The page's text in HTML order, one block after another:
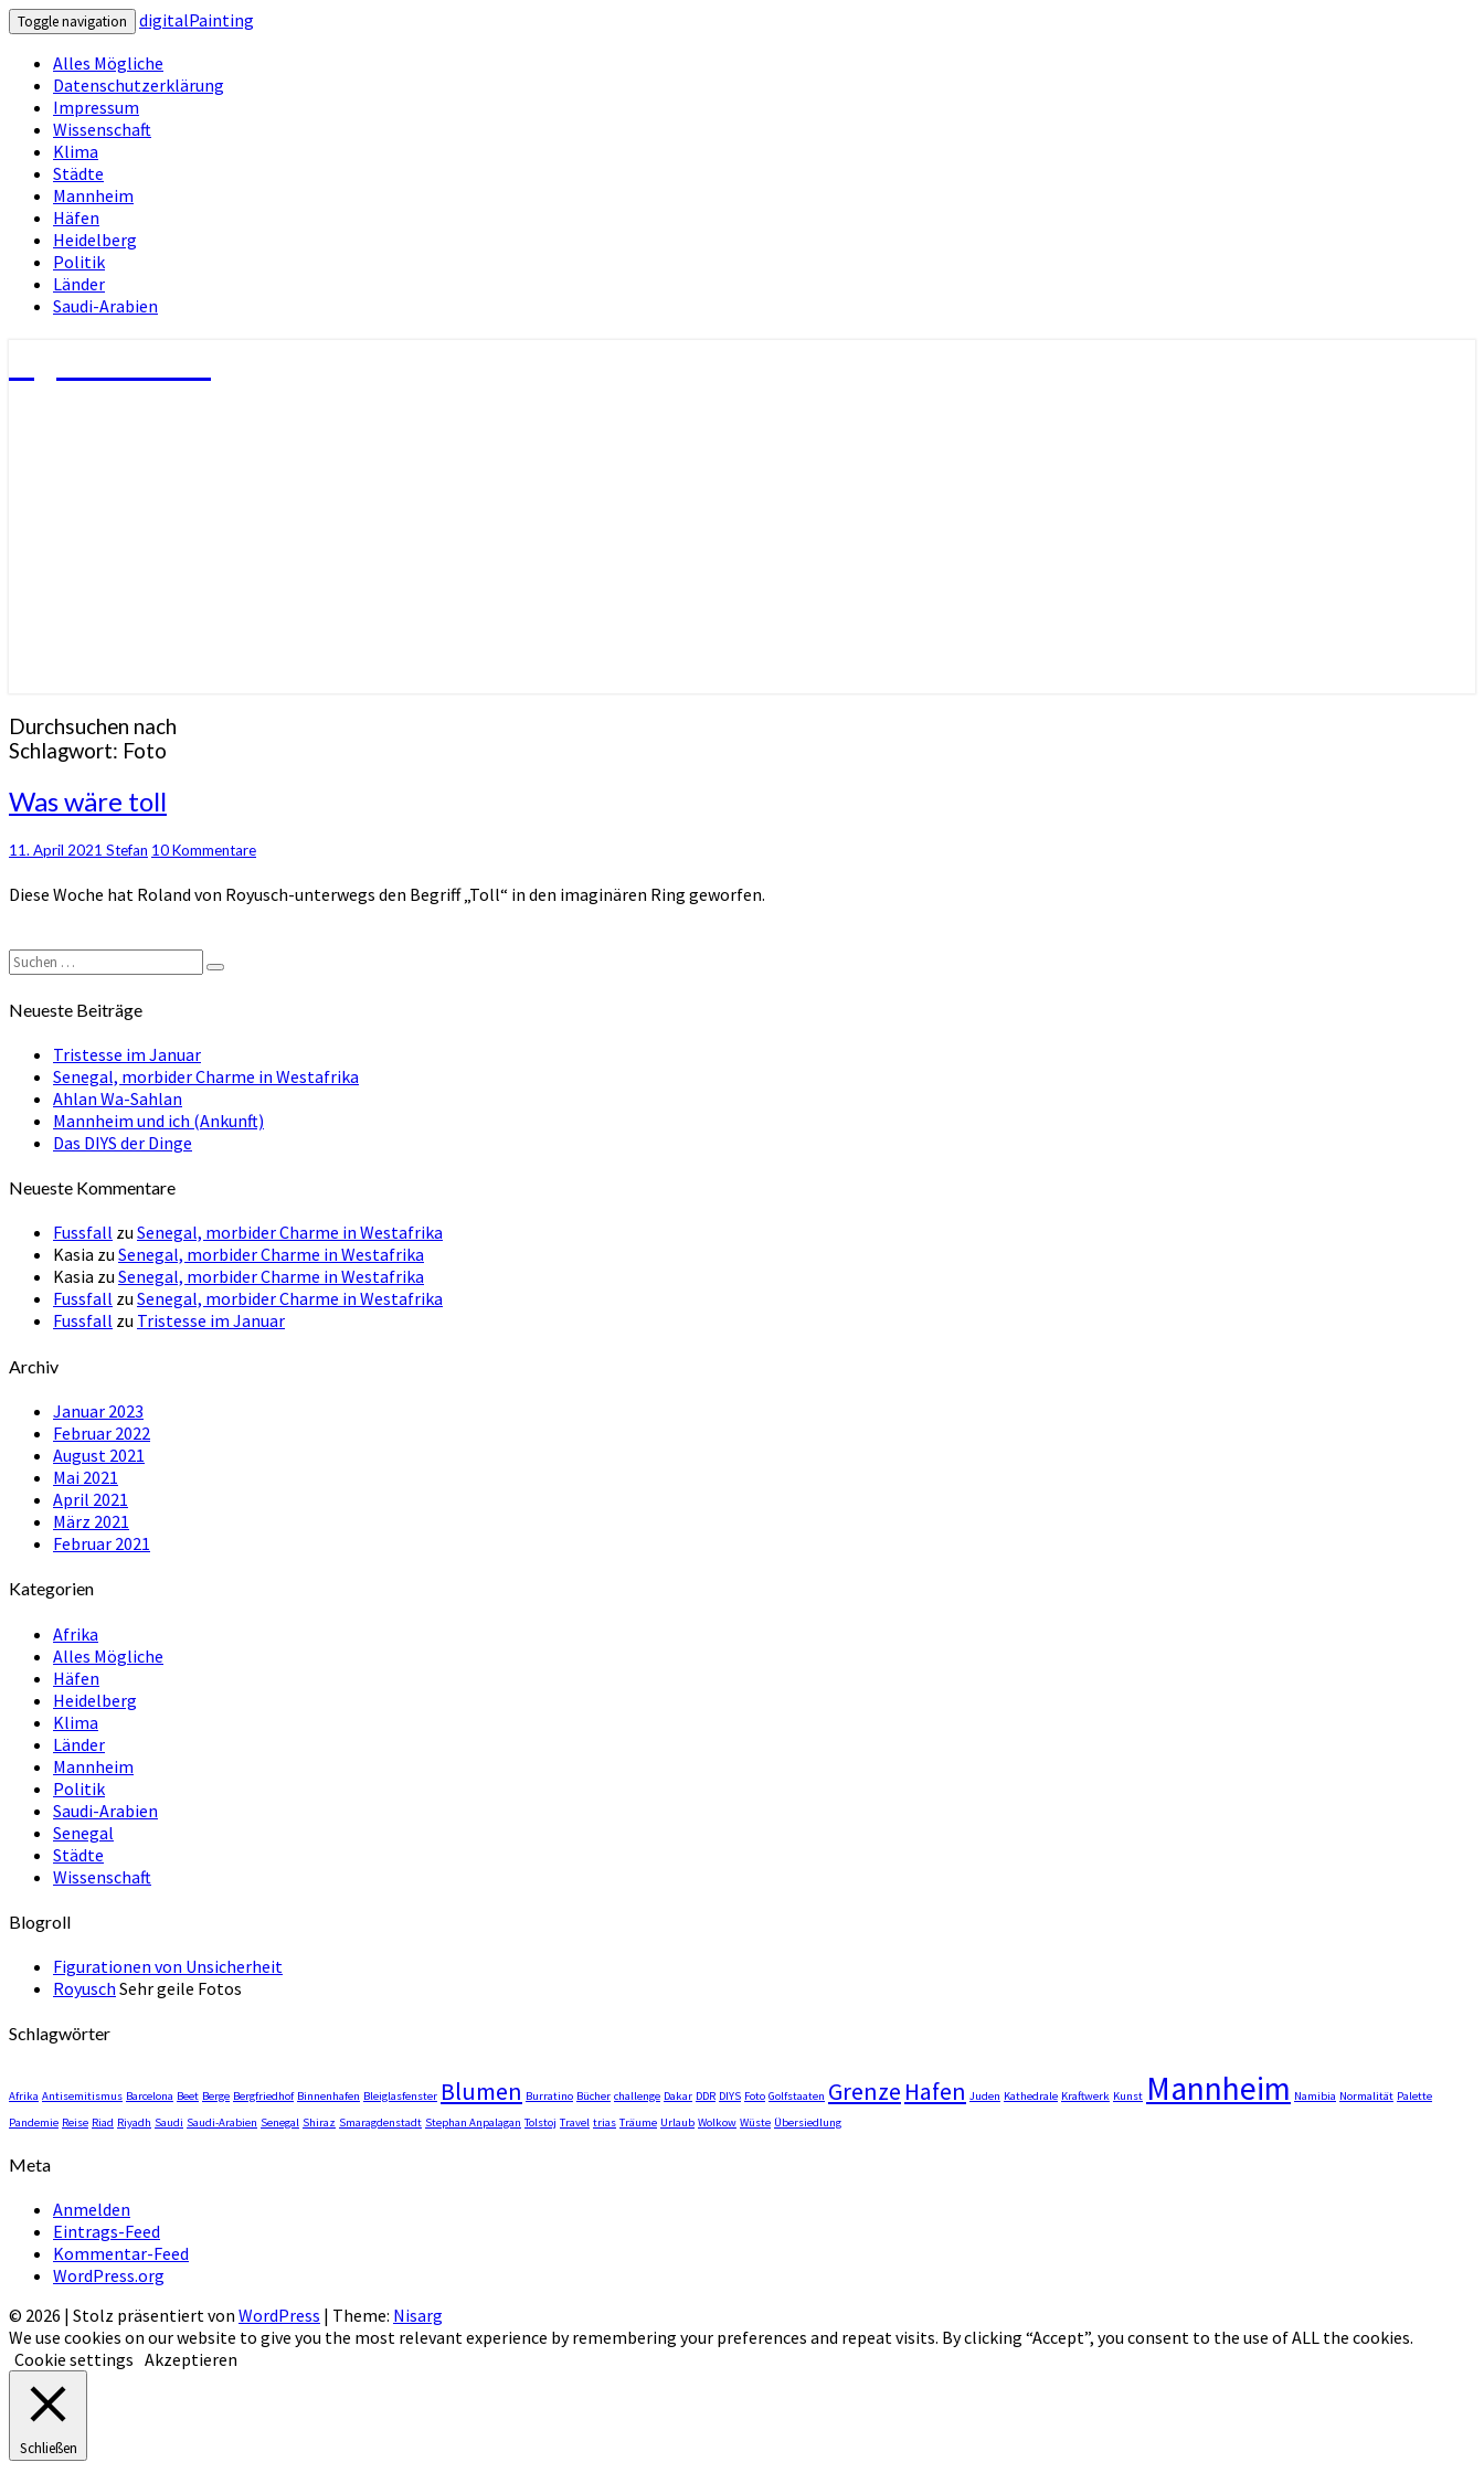
Toggle navigation
digitalPainting
Alles Mögliche
Datenschutzerklärung
Impressum
Wissenschaft
Klima
Städte
Mannheim
Häfen
Heidelberg
Politik
Länder
Saudi-Arabien
Durchsuchen nach
Schlagwort: Foto
Was
wäre
toll
Was wäre toll
11. April 2021 Stefan Kommentare
10 Kommentare
Diese Woche hat Roland von Royusch-unterwegs den Begriff „Toll“ in den imaginären Ring geworfen.
Suchen
nach:
Suchen
Neueste Beiträge
Tristesse im Januar
Senegal, morbider Charme in Westafrika
Ahlan Wa-Sahlan
Mannheim und ich (Ankunft)
Das DIYS der Dinge
Neueste Kommentare
Fussfall zu Senegal, morbider Charme in Westafrika
Kasia zu Senegal, morbider Charme in Westafrika
Kasia zu Senegal, morbider Charme in Westafrika
Fussfall zu Senegal, morbider Charme in Westafrika
Fussfall zu Tristesse im Januar
Archiv
Januar 2023
Februar 2022
August 2021
Mai 2021
April 2021
März 2021
Februar 2021
Kategorien
Afrika
Alles Mögliche
Häfen
Heidelberg
Klima
Länder
Mannheim
Politik
Saudi-Arabien
Senegal
Städte
Wissenschaft
Blogroll
Figurationen von Unsicherheit
Royusch Sehr geile Fotos
Schlagwörter
Afrika Antisemitismus Barcelona Beet Berge Bergfriedhof Binnenhafen Bleiglasfenster Blumen Burratino Bücher challenge Dakar DDR DIYS Foto Golfstaaten Grenze Hafen Juden Kathedrale Kraftwerk Kunst Mannheim Namibia Normalität Palette
Pandemie Reise Riad Riyadh Saudi Saudi-Arabien Senegal Shiraz Smaragdenstadt Stephan Anpalagan Tolstoj Travel trias Träume Urlaub Wolkow Wüste Übersiedlung
Meta
Anmelden
Eintrags-Feed
Kommentar-Feed
WordPress.org
© 2026 | Stolz präsentiert von WordPress | Theme: Nisarg
We use cookies on our website to give you the most relevant experience by remembering your preferences and repeat visits. By clicking “Accept”, you consent to the use of ALL the cookies.
Cookie settings Akzeptieren
Schließen